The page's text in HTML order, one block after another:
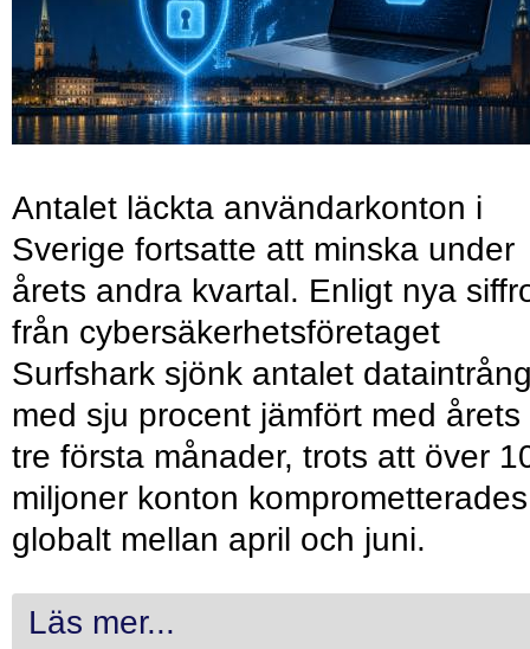
Antalet läckta användarkonton i
Sverige fortsatte att minska under
årets andra kvartal. Enligt nya
från cybersäkerhetsföretaget
Surfshark sjönk antalet
med sju procent jämfört med årets
tre första månader, trots att över
miljoner konton komprometterades
globalt mellan april och juni.
Läs mer...